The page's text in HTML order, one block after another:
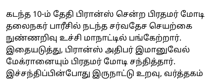
கடந்த 10-ம் தேதி பிரான்ஸ் சென்ற பிரதமர் மோடி
தலைநகர் பாரீசில் நடந்த சர்வதேச செயற்கை
நுண்ணறிவு உச்சி மாநாட்டில் பங்கேற்றார்.
இதையடுத்து, பிரான்ஸ் அதிபர் இமானுவேல்
மேக்ரானையும் பிரதமர் மோடி சந்தித்தார்.
இச்சந்திப்பின்போது இருநாட்டு உறவு, வர்த்தகம்